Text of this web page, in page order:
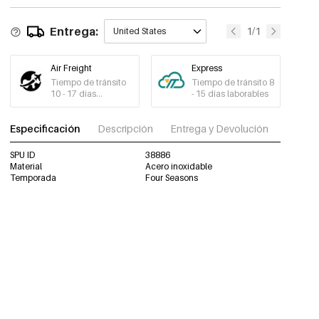
Entrega: United States 1/1
Air Freight
Tiempo de tránsito
10 - 17 días
laborables
Express
Tiempo de tránsito 8
- 15 días laborables
Especificación Descripción Entrega y Devolución
SPU ID
38886
Material
Acero inoxidable
Temporada
Four Seasons